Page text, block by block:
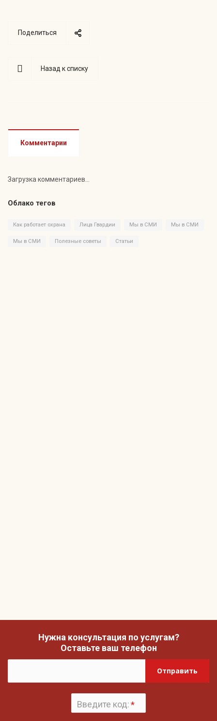
Поделиться
Назад к списку
Комментарии
Загрузка комментариев...
Облако тегов
Как работает охрана Лица Гвардии Мы в СМИ Мы в СМИ
Мы в СМИ Полезные советы Статьи
Нужна консультация по услугам?
Оставьте ваш телефон
Отправить
Введите код:*